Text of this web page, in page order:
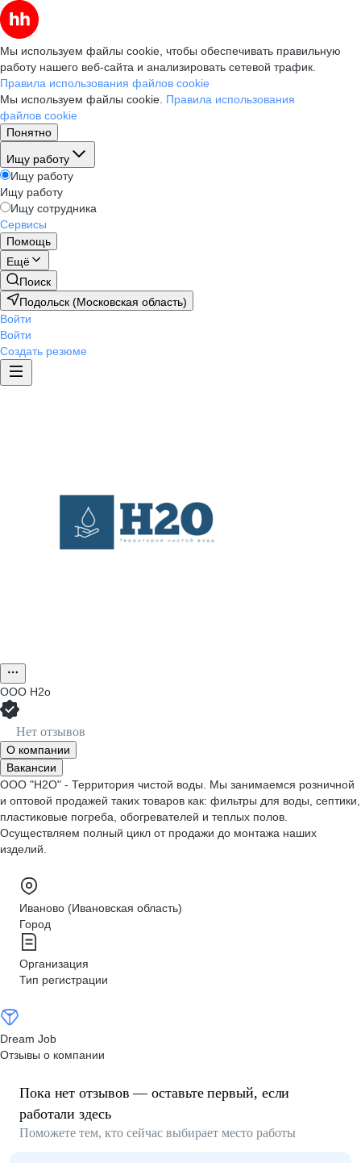
Мы используем файлы cookie, чтобы обеспечивать правильную
работу нашего веб-сайта и анализировать сетевой трафик.
Правила использования файлов cookie
Мы используем файлы cookie. Правила использования
файлов cookie
Понятно
Ищу работу
Ищу работу
Ищу работу
Ищу сотрудника
Сервисы
Помощь
Ещё
Поиск
Подольск (Московская область)
Войти
Войти
Создать резюме
ООО Н2о
Нет отзывов
О компании
Вакансии
ООО "Н2О" - Территория чистой воды. Мы занимаемся розничной
и оптовой продажей таких товаров как: фильтры для воды, септики,
пластиковые погреба, обогревателей и теплых полов.
Осуществляем полный цикл от продажи до монтажа наших
изделий.
Иваново (Ивановская область)
Город
Организация
Тип регистрации
Dream Job
Отзывы о компании
Пока нет отзывов — оставьте первый, если
работали здесь
Поможете тем, кто сейчас выбирает место работы